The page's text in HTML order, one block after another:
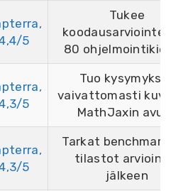
5
Tukee
80
5
Tuo
vaivattomasti
MathJaxin
5
Tarkat
tilastot
jälkeen